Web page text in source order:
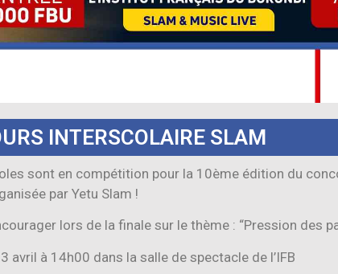
INTERSCOLAIRE SLAM
sont en compétition pour la 10ème édition du
par Yetu Slam !
lors de la finale sur le thème : “Pression des
avril à 14h00 dans la salle de spectacle de l’IFB